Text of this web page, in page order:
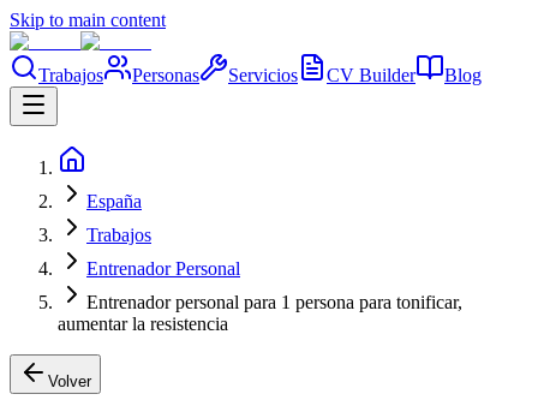
Skip to main content
Trabajos Personas Servicios CV Builder Blog
España
Trabajos
Entrenador Personal
Entrenador personal para 1 persona para tonificar,
aumentar la resistencia
Volver